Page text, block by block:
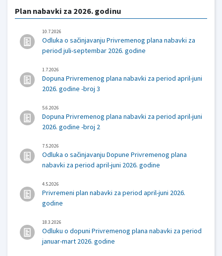
Plan nabavki za 2026. godinu
10.7.2026
Odluka o sačinjavanju Privremenog plana nabavki za
period juli-septembar 2026. godine
1.7.2026
Dopuna Privremenog plana nabavki za period april-juni
2026. godine -broj 3
5.6.2026
Dopuna Privremenog plana nabavki za period april-juni
2026. godine -broj 2
7.5.2026
Odluka o sačinjavanju Dopune Privremenog plana
nabavki za period april-juni 2026. godine
4.5.2026
Privremeni plan nabavki za period april-juni 2026.
godine
18.3.2026
Odluku o dopuni Privremenog plana nabavki za period
januar-mart 2026. godine